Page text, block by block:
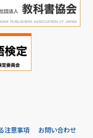
注意事項
お問い合わせ